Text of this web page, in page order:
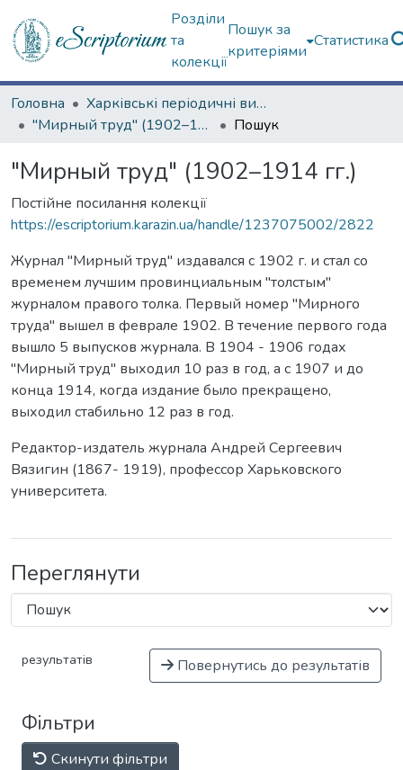
Розділи
та
колекції
Пошук за
критеріями
Статистика
Головна
Харківські періодичні видання
"Мирный труд" (1902–1914 гг.)
Пошук
"Мирный труд" (1902–1914 гг.)
Постійне посилання колекції
https://escriptorium.karazin.ua/handle/1237075002/2822
Журнал "Мирный труд" издавался с 1902 г. и стал со
временем лучшим провинциальным "толстым"
журналом правого толка. Первый номер "Мирного
труда" вышел в феврале 1902. В течение первого года
вышло 5 выпусков журнала. В 1904 - 1906 годах
"Мирный труд" выходил 10 раз в год, а с 1907 и до
конца 1914, когда издание было прекращено,
выходил стабильно 12 раз в год.
Редактор-издатель журнала Андрей Сергеевич
Вязигин (1867- 1919), профессор Харьковского
университета.
Переглянути
результатів Повернутись до результатів
Фільтри
Скинути фільтри